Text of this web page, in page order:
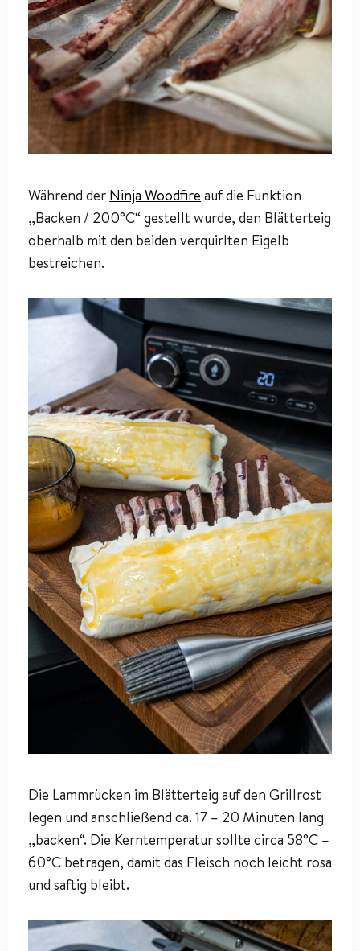
Während der Ninja Woodfire auf die Funktion
„Backen / 200°C“ gestellt wurde, den Blätterteig
oberhalb mit den beiden verquirlten Eigelb
bestreichen.
Die Lammrücken im Blätterteig auf den Grillrost
legen und anschließend ca. 17 – 20 Minuten lang
„backen“. Die Kerntemperatur sollte circa 58°C –
60°C betragen, damit das Fleisch noch leicht rosa
und saftig bleibt.